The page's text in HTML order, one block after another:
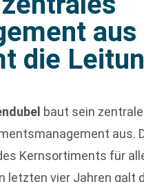
die
baut sein
aus.
Kernsortiments für
letzten vier Jahren galt